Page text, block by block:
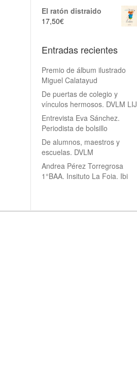
El ratón distraido
17,50€
Entradas recientes
Premio de álbum ilustrado
Miguel Calatayud
De puertas de colegio y
vínculos hermosos. DVLM LIJ
Entrevista Eva Sánchez.
Periodista de bolsillo
De alumnos, maestros y
escuelas. DVLM
Andrea Pérez Torregrosa
1°BAA. Insituto La Foia. Ibi